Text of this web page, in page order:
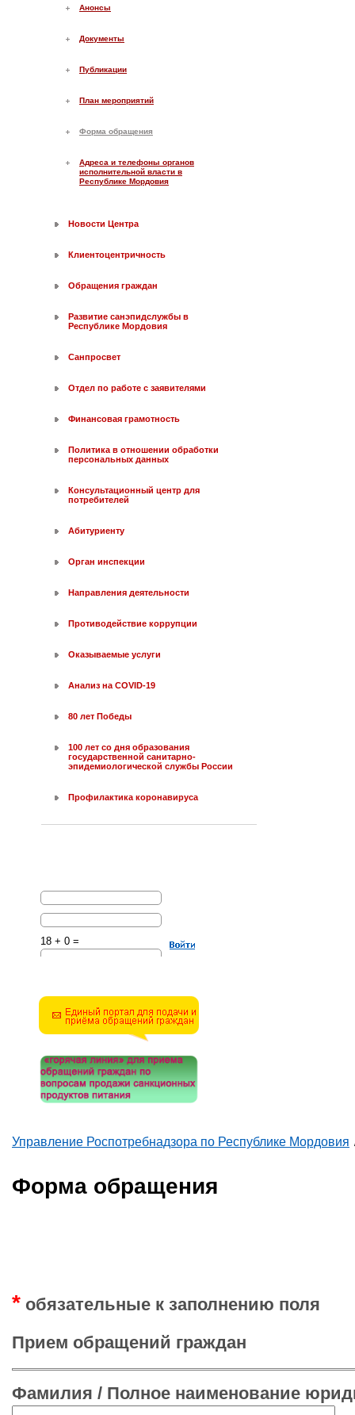
Анонсы
Документы
Публикации
План мероприятий
Форма обращения
Адреса и телефоны органов
исполнительной власти в
Республике Мордовия
Новости Центра
Клиентоцентричность
Обращения граждан
Развитие санэпидслужбы в
Республике Мордовия
Санпросвет
Отдел по работе с заявителями
Финансовая грамотность
Политика в отношении обработки
персональных данных
Консультационный центр для
потребителей
Абитуриенту
Орган инспекции
Направления деятельности
Противодействие коррупции
Оказываемые услуги
Анализ на COVID-19
80 лет Победы
100 лет со дня образования
государственной санитарно-
эпидемиологической службы России
Профилактика коронавируса
18 + 0 =
Управление Роспотребнадзора по Республике Мордовия
Форма обращения
* обязательные к заполнению поля
Прием обращений граждан
Фамилия / Полное наименование